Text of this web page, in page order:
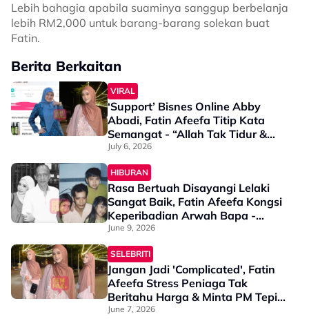
Lebih bahagia apabila suaminya sanggup berbelanja
lebih RM2,000 untuk barang-barang solekan buat
Fatin.
Berita Berkaitan
VIRAL
‘Support’ Bisnes Online Abby
Abadi, Fatin Afeefa Titip Kata
Semangat - “Allah Tak Tidur &
Nampak Semua…”
July 6, 2026
HIBURAN
Rasa Bertuah Disayangi Lelaki
Sangat Baik, Fatin Afeefa Kongsi
Keperibadian Arwah Bapa -
“Baba Bukan Ayah Yang…”
June 9, 2026
SELEBRITI
Jangan Jadi 'Complicated', Fatin
Afeefa Stress Peniaga Tak
Beritahu Harga & Minta PM Tepi -
"Saya Tak Mahu Berkenalan"
June 7, 2026